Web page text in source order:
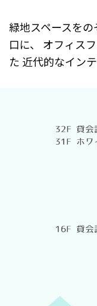
緑地スペースを
口に、
オフィス
た 近代的なイン